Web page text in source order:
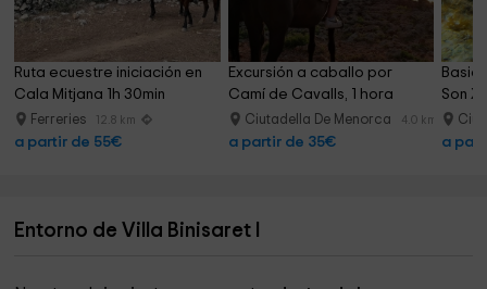
Ruta ecuestre iniciación en
Cala Mitjana 1h 30min
Ferreries 12.8 km
a partir de 55€
Excursión a caballo por
Camí de Cavalls, 1 hora
Ciutadella De Menorca 4.0 km
a partir de 35€
Basic
Son
a
Entorno de Villa Binisaret I